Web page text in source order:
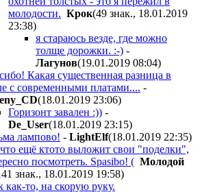
молодости. Крок(49 знак., 18.01.2019
23:38)
я стараюсь везде, где можно
толще дорожки. :-) -
Лагунов(19.01.2019 08:04)
Какая существенная разница в
с современными платами.... -
(18.01.2019 23:06)
Горизонт завален :)) -
De_User(18.01.2019 23:15)
лампово! - LightElf(18.01.2019 22:35)
ещё ктото выложит свои "поделки",
посмотреть. Spasibo! ( Молодой
знак., 18.01.2019 19:58)
как-то, на скорую руку.